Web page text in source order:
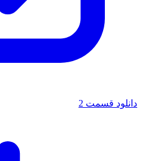
دانلود قسمت 2